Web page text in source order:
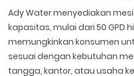
Ady Water menyediakan
kapasitas, mulai dari 50 GPD
memungkinkan konsumen
sesuai dengan kebutuhan
tangga, kantor, atau usaha